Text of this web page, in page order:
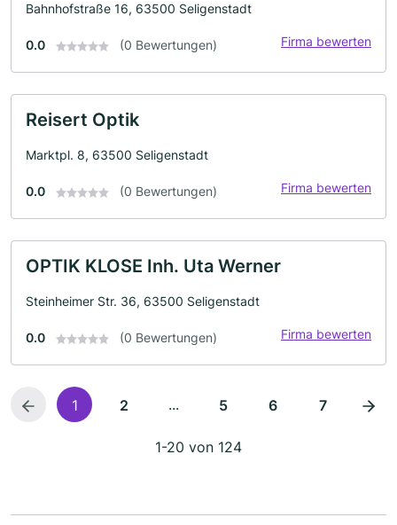
Bahnhofstraße 16, 63500 Seligenstadt
0.0 (0 Bewertungen) Firma bewerten
Reisert Optik
Marktpl. 8, 63500 Seligenstadt
0.0 (0 Bewertungen) Firma bewerten
OPTIK KLOSE Inh. Uta Werner
Steinheimer Str. 36, 63500 Seligenstadt
0.0 (0 Bewertungen) Firma bewerten
1 2 ... 5 6 7
1-20 von 124